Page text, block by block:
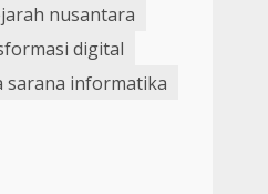
nusantara
digital
sarana informatika